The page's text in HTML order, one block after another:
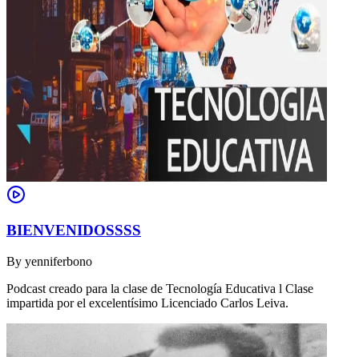
BIENVENIDOSSSS
By yenniferbono
Podcast creado para la clase de Tecnología Educativa l Clase
impartida por el excelentísimo Licenciado Carlos Leiva.